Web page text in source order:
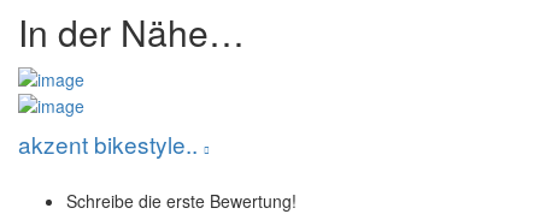
In der Nähe…
akzent bikestyle..
Schreibe die erste Bewertung!